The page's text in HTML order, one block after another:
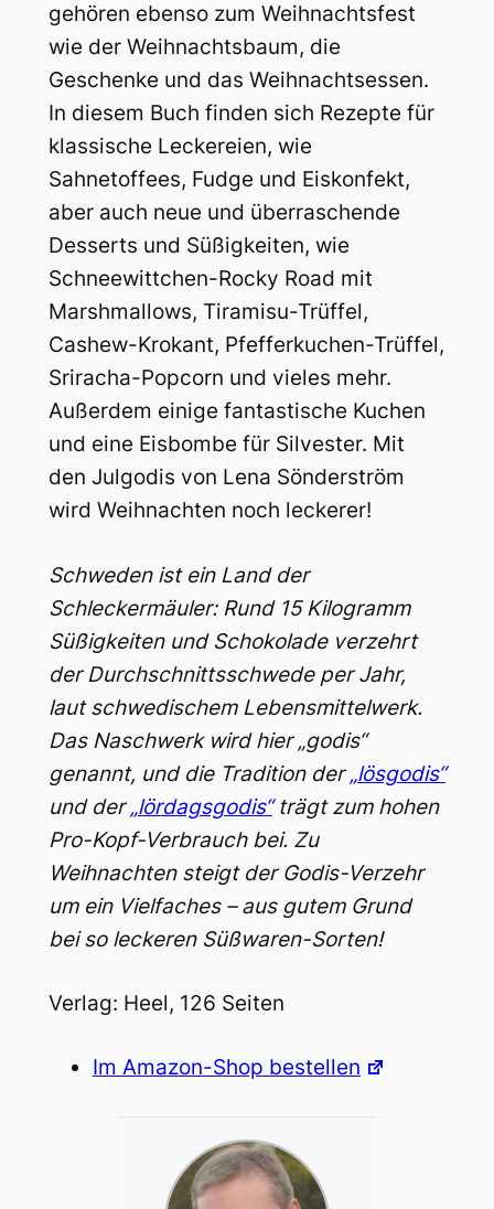
gehören ebenso zum Weihnachtsfest
wie der Weihnachtsbaum, die
Geschenke und das Weihnachtsessen.
In diesem Buch finden sich Rezepte für
klassische Leckereien, wie
Sahnetoffees, Fudge und Eiskonfekt,
aber auch neue und überraschende
Desserts und Süßigkeiten, wie
Schneewittchen-Rocky Road mit
Marshmallows, Tiramisu-Trüffel,
Cashew-Krokant, Pfefferkuchen-Trüffel,
Sriracha-Popcorn und vieles mehr.
Außerdem einige fantastische Kuchen
und eine Eisbombe für Silvester. Mit
den Julgodis von Lena Sönderström
wird Weihnachten noch leckerer!
Schweden ist ein Land der
Schleckermäuler: Rund 15 Kilogramm
Süßigkeiten und Schokolade verzehrt
der Durchschnittsschwede per Jahr,
laut schwedischem Lebensmittelwerk.
Das Naschwerk wird hier „godis“
genannt, und die Tradition der„lösgodis“
und der„lördagsgodis“trägt zum hohen
Pro-Kopf-Verbrauch bei. Zu
Weihnachten steigt der Godis-Verzehr
um ein Vielfaches – aus gutem Grund
bei so leckeren Süßwaren-Sorten!
Verlag: Heel, 126 Seiten
Im Amazon-Shop bestellen